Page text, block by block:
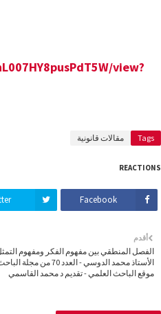
view?
Tags مقالات قانونية
REACTIONS
Facebook
أقدم
الفصل المنطقي بين مفهوم الفكر ومفهوم
الأستاذ محمد الدوسي -
موقع الباحث العلمي - تقديم د محمد القاسمي